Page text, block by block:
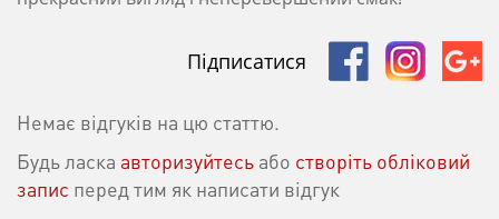
Підписатися
Немає відгуків на цю статтю.
Будь ласка авторизуйтесь або створіть обліковий
запис перед тим як написати відгук